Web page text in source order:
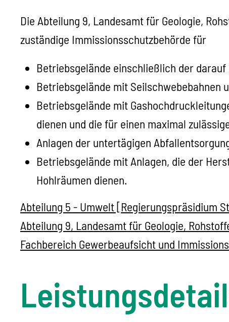
Die Abteilung 9, Landesamt für Geologie,
zuständige Immissionsschutzbehörde für
Betriebsgelände einschließlich der
Betriebsgelände mit Seilschwebebahnen
Betriebsgelände mit
dienen und die für einen maximal
Anlagen der untertägigen
Betriebsgelände mit Anlagen, die der
Hohlräumen dienen.
Abteilung 5 - Umwelt [Regierungspräsidium
Abteilung 9, Landesamt für Geologie,
Fachbereich Gewerbeaufsicht und